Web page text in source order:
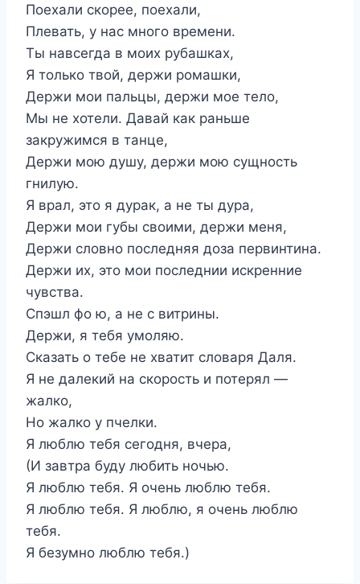
Поехали скорее, поехали,
Плевать, у нас много времени.
Ты навсегда в моих рубашках,
Я только твой, держи ромашки,
Держи мои пальцы, держи мое тело,
Мы не хотели. Давай как раньше
закружимся в танце,
Держи мою душу, держи мою сущность
гнилую.
Я врал, это я дурак, а не ты дура,
Держи мои губы своими, держи меня,
Держи словно последняя доза первинтина.
Держи их, это мои последнии искренние
чувства.
Спэшл фо ю, а не с витрины.
Держи, я тебя умоляю.
Сказать о тебе не хватит словаря Даля.
Я не далекий на скорость и потерял —
жалко,
Но жалко у пчелки.
Я люблю тебя сегодня, вчера,
(И завтра буду любить ночью.
Я люблю тебя. Я очень люблю тебя.
Я люблю тебя. Я люблю, я очень люблю
тебя.
Я безумно люблю тебя.)